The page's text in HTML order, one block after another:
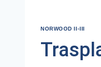
NORWOOD II-III